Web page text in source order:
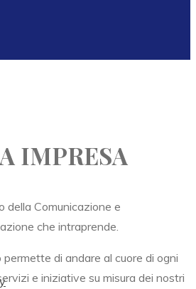
IMPRESA
della Comunicazione e
che intraprende.
di andare al cuore di ogni
e iniziative su misura dei nostri